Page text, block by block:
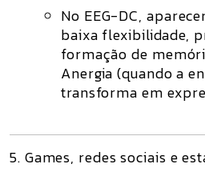
No EEG-DC,
baixa flexibilidade,
formação de
Anergia (quando a
transforma em
5. Games, redes sociais e